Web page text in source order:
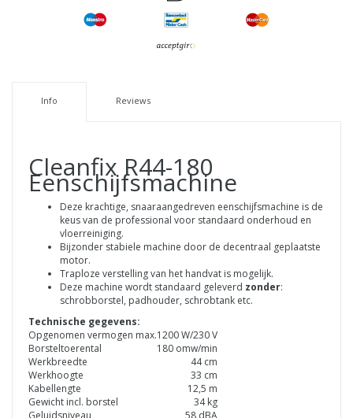
Info Reviews
Cleanfix R44-180
Eenschijfsmachine
Deze krachtige, snaaraangedreven eenschijfsmachine is de
keus van de professional voor standaard onderhoud en
vloerreiniging.
Bijzonder stabiele machine door de decentraal geplaatste
motor.
Traploze verstelling van het handvat is mogelijk.
Deze machine wordt standaard geleverd zonder:
schrobborstel, padhouder, schrobtank etc.
Technische gegevens:
Opgenomen vermogen max.1200 W/230 V
Borsteltoerental
180 omw/min
Werkbreedte
44 cm
Werkhoogte
33 cm
Kabellengte
12,5 m
Gewicht incl. borstel
34 kg
Geluidsniveau
58 dBA